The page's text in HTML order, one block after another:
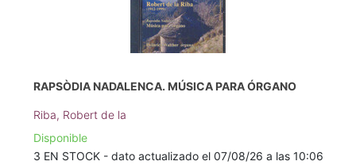
RAPSÒDIA NADALENCA. MÚSICA PARA ÓRGANO
Riba, Robert de la
Disponible
3 EN STOCK - dato actualizado el 07/08/26 a las 10:06